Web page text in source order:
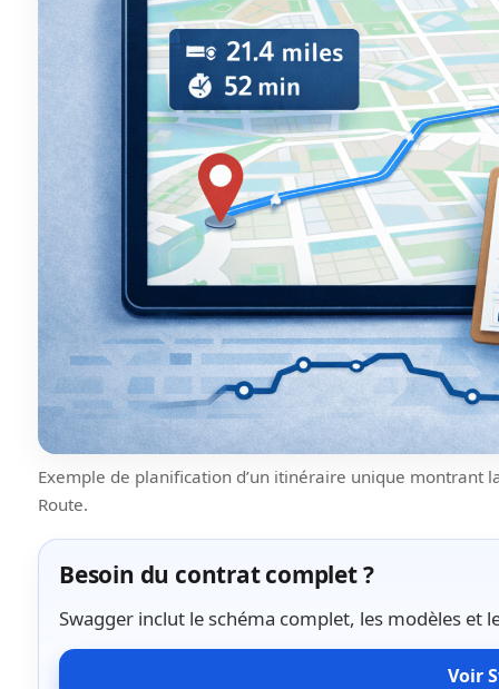
Exemple de planification d’un itinéraire unique montrant
Route.
Besoin du contrat complet ?
Swagger inclut le schéma complet, les modèles et
Voir